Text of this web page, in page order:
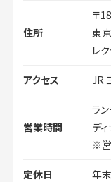
住所
〒
東
レ
アクセス JR
営業時間
ラ
デ
※
定休日 年